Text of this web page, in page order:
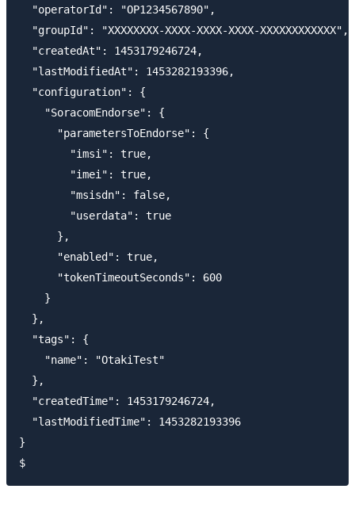
  "operatorId": "OP1234567890",
  "groupId": "XXXXXXXX-XXXX-XXXX-XXXX-XXXXXXXXXXXX",
  "createdAt": 1453179246724,
  "lastModifiedAt": 1453282193396,
  "configuration": {
    "SoracomEndorse": {
      "parametersToEndorse": {
        "imsi": true,
        "imei": true,
        "msisdn": false,
        "userdata": true
      },
      "enabled": true,
      "tokenTimeoutSeconds": 600
    }
  },
  "tags": {
    "name": "OtakiTest"
  },
  "createdTime": 1453179246724,
  "lastModifiedTime": 1453282193396
}